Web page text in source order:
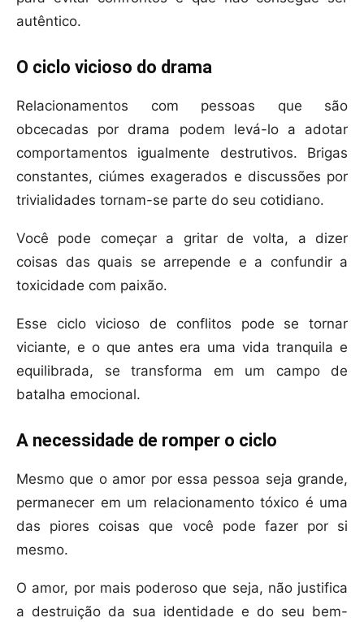
autêntico.
O ciclo vicioso do drama
Relacionamentos com pessoas que são
obcecadas por drama podem levá-lo a adotar
comportamentos igualmente destrutivos. Brigas
constantes, ciúmes exagerados e discussões por
trivialidades tornam-se parte do seu cotidiano.
Você pode começar a gritar de volta, a dizer
coisas das quais se arrepende e a confundir a
toxicidade com paixão.
Esse ciclo vicioso de conflitos pode se tornar
viciante, e o que antes era uma vida tranquila e
equilibrada, se transforma em um campo de
batalha emocional.
A necessidade de romper o ciclo
Mesmo que o amor por essa pessoa seja grande,
permanecer em um relacionamento tóxico é uma
das piores coisas que você pode fazer por si
mesmo.
O amor, por mais poderoso que seja, não justifica
a destruição da sua identidade e do seu bem-